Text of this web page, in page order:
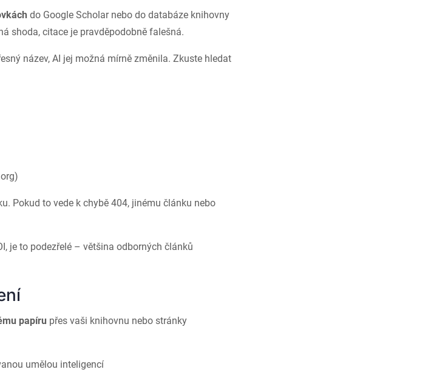
do Google Scholar nebo do databáze knihovny
shoda, citace je pravděpodobně falešná.
název, AI jej možná mírně změnila. Zkuste hledat
Pokud to vede k chybě 404, jinému článku nebo
je to podezřelé – většina odborných článků
papíru přes vaši knihovnu nebo stránky
umělou inteligencí